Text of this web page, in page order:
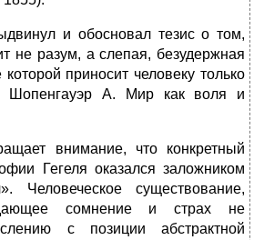
и обосновал тезис о том,
не разум, а слепая, безудержная
приносит человеку только
Шопенгауэр А. Мир как воля и
внимание, что конкретный
Гегеля оказался заложником
Человеческое существование,
сомнение и страх не
с позиции абстрактной